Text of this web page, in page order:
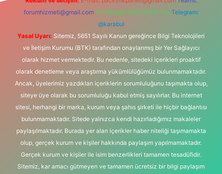
forumhizmeti@gmail.com Whatsapp: 0262 606 0 726 Telegram:
@karabul
Yasal Uyarı: Sitemiz, 5651 Sayılı Kanun gereğince Bilgi Teknolojileri
ve İletişim Kurumu (BTK) tarafından onaylanmış bir Yer Sağlayıcı
olarak hizmet vermektedir. Bu nedenle, sitedeki içerikleri proaktif
olarak denetleme veya araştırma yükümlülüğümüz bulunmamaktadır.
Ancak, üyelerimiz yazdıkları içeriklerin sorumluluğunu taşımakta olup,
siteye üye olarak bu sorumluluğu kabul etmiş sayılırlar. Bu internet
sitesi, herhangi bir marka, kurum veya şahıs şirketi ile hiçbir bağlantısı
bulunmamaktadır. Sitede yalnızca kendi hazırladığımız makaleler
paylaşılmaktadır. Burada yer alan içerikler haber niteliği taşımamakta
olup, gerçek kurum ve kişiler hakkında paylaşım yapılmamaktadır.
Gerçek kurum ve kişiler ile isim benzerlikleri tamamen tesadüfidir.
Sitemiz, kar amacı gütmeyen ve tamamen ücretsiz bir bilgi paylaşım